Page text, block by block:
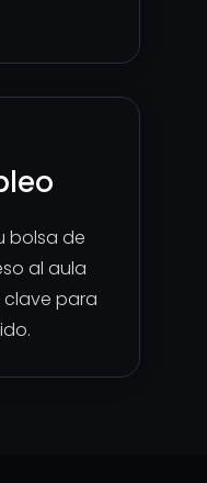
bolsa de
al aula
clave para